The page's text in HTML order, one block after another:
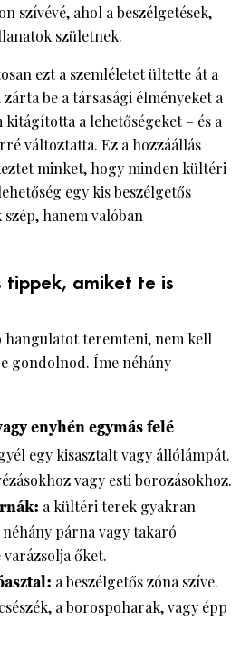
szívévé, ahol a beszélgetések,
születnek.
ezt a szemléletet ültette át a
be a társasági élményeket a
a lehetőségeket – és a
változtatta. Ez a hozzáállás
minket, hogy minden kültéri
egy kis beszélgetős
szép, hanem valóban
tippek, amiket te is
hangulatot teremteni, nem kell
gondolnod. Íme néhány
enyhén egymás felé
egy kisasztalt vagy állólámpát.
vagy esti borozásokhoz.
a kültéri terek gyakran
párna vagy takaró
őket.
a beszélgetős zóna szíve.
a borospoharak, vagy épp